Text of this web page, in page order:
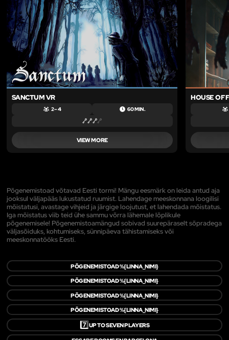
SANCTUM VR
2 – 4 60 MIN.
VIEW MORE
HOUSE OF
Põgenemistoad võtavad Eesti tormi! Mängu eesmärk on leida antud aja
jooksul väljapääs lukustatud ruumist. Lahendage meeskonnana loogilisi
mõistatusi, avastage vihjeid ja järgige loojutust, et lahendada mõistatus.
Iga mõistatus viib teid ühe sammu võrra lähemale lõplikule
põgenemisele! Põgenemistoamängud sobivad suurepäraselt sõpradega
väljasõiduks, kohtumiseks, sünnipäeva tähistamiseks või
meeskonnatööks Eesti.
PÕGENEMISTOAD %{LINNA_NIMI}
PÕGENEMISTOAD %{LINNA_NIMI}
PÕGENEMISTOAD %{LINNA_NIMI}
PÕGENEMISTOAD %{LINNA_NIMI}
7️⃣UP TO SEVEN PLAYERS